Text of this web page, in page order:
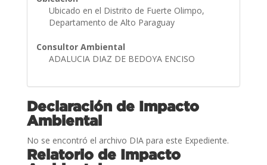
Ubicado en el Distrito de Fuerte Olimpo,
Departamento de Alto Paraguay
Consultor Ambiental
ADALUCIA DIAZ DE BEDOYA ENCISO
Declaración de Impacto
Ambiental
No se encontró el archivo DIA para este Expediente.
Relatorio de Impacto